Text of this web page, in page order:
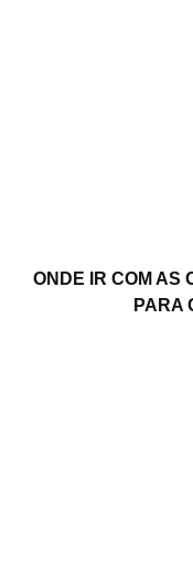
ONDE IR COM AS
PARA